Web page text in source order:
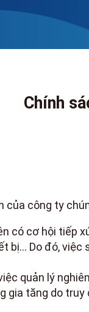
Chính
của công ty
có cơ hội tiếp
bị… Do đó,
quản lý
gia tăng do